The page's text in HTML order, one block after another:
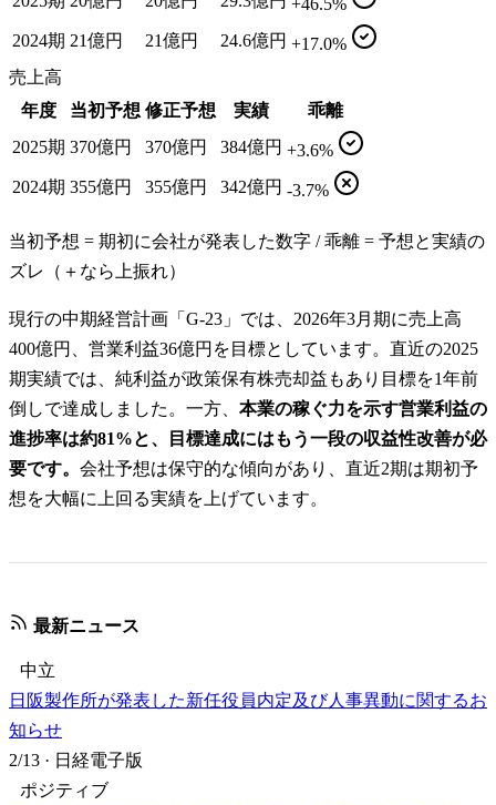
+46.5%
2024期 21億円 21億円 24.6億円 +17.0%
売上高
年度
当初予想 修正予想 実績
乖離
2025期 370億円 370億円 384億円 +3.6%
2024期 355億円 355億円 342億円 -3.7%
当初予想 = 期初に会社が発表した数字 / 乖離 = 予想と実績の
ズレ（＋なら上振れ）
現行の中期経営計画「G-23」では、2026年3月期に売上高
400億円、営業利益36億円を目標としています。直近の2025
期実績では、純利益が政策保有株売却益もあり目標を1年前
倒しで達成しました。一方、 本業の稼ぐ力を示す営業利益の
進捗率は約81%と、目標達成にはもう一段の収益性改善が必
要です。 会社予想は保守的な傾向があり、直近2期は期初予
想を大幅に上回る実績を上げています。
最新ニュース
中立
日阪製作所が発表した新任役員内定及び人事異動に関するお
知らせ
2/13 · 日経電子版
ポジティブ